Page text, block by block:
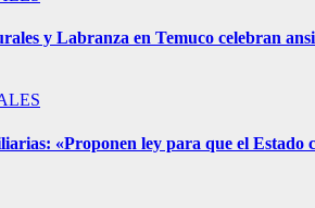
y Labranza en Temuco celebran
«Proponen ley para que el Estado